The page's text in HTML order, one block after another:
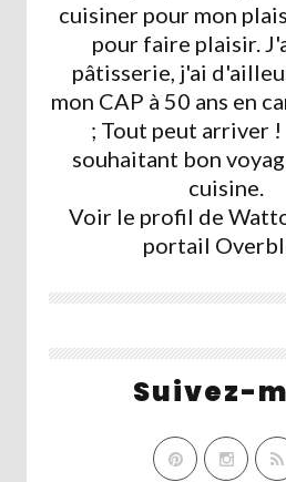
cuisiner pour mon
pour faire plaisir.
pâtisserie, j'ai
mon CAP à 50 ans en
; Tout peut arriver !
souhaitant bon
cuisine.
Voir le profil de
portail
Suivez-